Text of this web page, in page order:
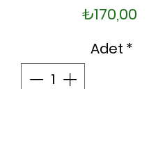
₺170,00
Adet *